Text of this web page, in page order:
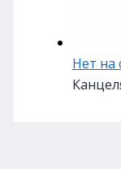
Нет на